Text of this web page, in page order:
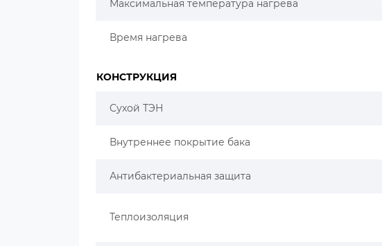
Максимальная температура нагрева
Время нагрева
КОНСТРУКЦИЯ
Сухой ТЭН
Внутреннее покрытие бака
Антибактериальная защита
Теплоизоляция